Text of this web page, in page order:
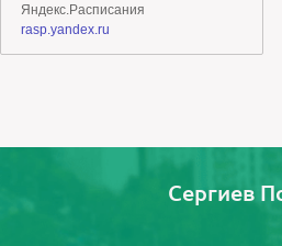
Сергиев